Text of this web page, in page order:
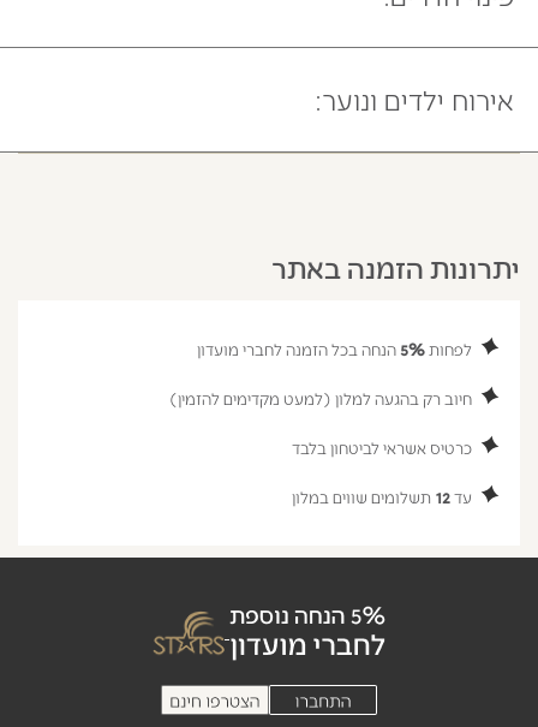
כניסה לשטח המלון תתאפשר החל מהשעה 13:00
בשבת או חג עד השעה 14:00.
הגעה ו/או פינוי לפני/לאחר השעות כאמור,
אירוח ילדים ונוער:
יתרונות הזמנה באתר
לפחות5% הנחה בכל הזמנה לחברי מועדון
חיוב רק בהגעה למלון (למעט מקדימים להזמין)
כרטיס אשראי לביטחון בלבד
עד12 תשלומים שווים במלון